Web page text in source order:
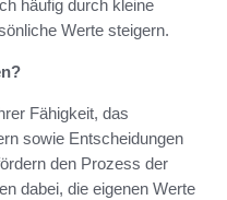
häufig durch kleine
Werte steigern.
Fähigkeit, das
sowie Entscheidungen
den Prozess der
dabei, die eigenen Werte